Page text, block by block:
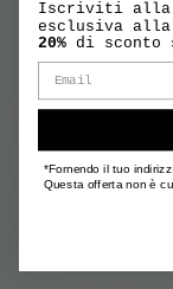
Iscriviti alla
esclusiva alla
20% di sconto
*Fornendo il tuo
Questa offerta non è